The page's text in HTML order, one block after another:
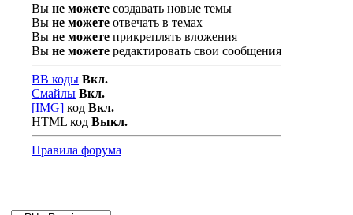
Вы не можете создавать новые темы
Вы не можете отвечать в темах
Вы не можете прикреплять вложения
Вы не можете редактировать свои сообщения
BB коды Вкл.
Смайлы Вкл.
[IMG] код Вкл.
HTML код Выкл.
Правила форума